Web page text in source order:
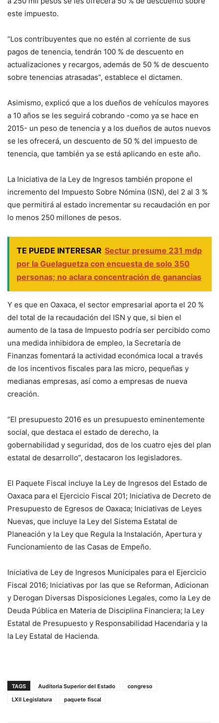
este impuesto.
“Los contribuyentes que no estén al corriente de sus
pagos de tenencia, tendrán 100 % de descuento en
actualizaciones y recargos, además de 50 % de descuento
sobre tenencias atrasadas”, establece el dictamen.
Asimismo, explicó que a los dueños de vehículos mayores
a 10 años se les seguirá cobrando -como ya se hace en
2015- un peso de tenencia y a los dueños de autos nuevos
se les ofrecerá, un descuento de 50 % del impuesto de
tenencia, que también ya se está aplicando en este año.
La Iniciativa de la Ley de Ingresos también propone el
incremento del Impuesto Sobre Nómina (ISN), del 2 al 3 %
que permitirá al estado incrementar su recaudación en por
lo menos 250 millones de pesos.
TE PUEDE INTERESAR Sectur presume 231 mdp
por la Guelaguetza con encuesta de solo 350
personas; no aclara concentración de ganancias
Y es que en Oaxaca, el sector empresarial aporta el 20 %
del total de la recaudación del ISN y que, si bien el
aumento de la tasa de Impuesto podría ser percibido como
una medida inhibidora de empleo, la Secretaría de
Finanzas fomentará la actividad económica local a través
de los incentivos fiscales para las micro, pequeñas y
medianas empresas, así como a empresas de nueva
creación.
“El presupuesto 2016 es un presupuesto eminentemente
social, que destaca el estado de derecho, la
gobernabilidad y seguridad, dos de los cuatro ejes del plan
estatal de desarrollo”, destacaron los legisladores.
El Paquete Fiscal incluye la Ley de Ingresos del Estado de
Oaxaca para el Ejercicio Fiscal 201; Iniciativa de Decreto de
Presupuesto de Egresos de Oaxaca; Iniciativas de Leyes
Nuevas, que incluye la Ley del Sistema Estatal de
Planeación y la Ley que Regula la Instalación, Apertura y
Funcionamiento de las Casas de Empeño.
Iniciativa de Ley de Ingresos Municipales para el Ejercicio
Fiscal 2016; Iniciativas por las que se Reforman, Adicionan
y Derogan Diversas Disposiciones Legales, como la Ley de
Deuda Pública en Materia de Disciplina Financiera; la Ley
Estatal de Presupuesto y Responsabilidad Hacendaria y la
la Ley Estatal de Hacienda.
TAGS Auditoria Superior del Estado
congreso
LXII Legislatura
paquete fiscal